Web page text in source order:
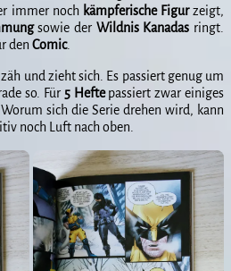
immer noch kämpferische Figurzeigt,
sowie der Wildnis Kanadas ringt.
den Comic.
und zieht sich. Es passiert genug um
so. Für 5 Heftepassiert zwar einiges
sich die Serie drehen wird, kann
noch Luft nach oben.